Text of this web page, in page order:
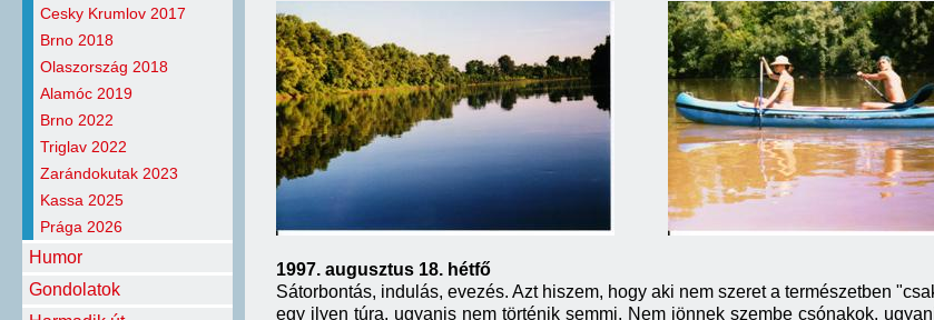
Cesky Krumlov 2017
Brno 2018
Olaszország 2018
Alamóc 2019
Brno 2022
Triglav 2022
Zarándokutak 2023
Kassa 2025
Prága 2026
Humor
Gondolatok
1997. augusztus 18. hétfő
Sátorbontás, indulás, evezés. Azt hiszem, hogy aki nem szeret a természetben
egy ilyen túra, ugyanis nem történik semmi. Nem jönnek szembe csónakok,